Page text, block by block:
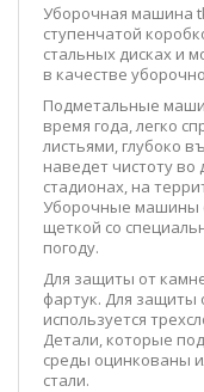
Уборочная машина
ступенчатой
стальных дисках и
в качестве
Подметальные
время года, легко
листьями, глубоко
наведет чистоту во
стадионах, на
Уборочные машины
щеткой со
погоду.
Для защиты от
фартук. Для защиты
используется
Детали, которые
среды оцинкованы
стали.